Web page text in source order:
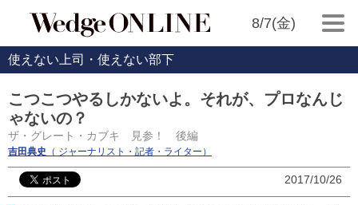
8/7(金)
使えない上司・使えない部下
こつこつやるしかないよ。それが、プロなんじ
ゃないの？
ザ・グレート・カブキ 見参！ 後編
吉田典史 （ ジャーナリスト・記者・ライター）
2017/10/26